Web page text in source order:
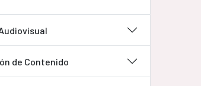
de Contenido